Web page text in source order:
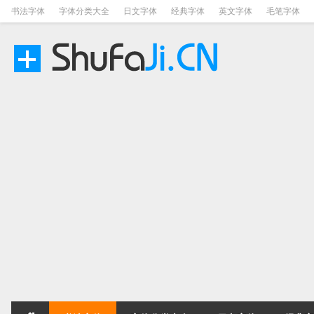
书法字体 字体分类大全 日文字体 经典字体 英文字体 毛笔字体